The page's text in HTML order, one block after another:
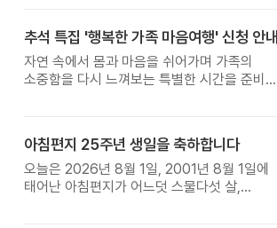
추석 특집 '행복한 가족 마음여행' 신청 안내
자연 속에서 몸과 마음을 쉬어가며 가족의
소중함을 다시 느껴보는 특별한 시간을 준비해
아침편지 25주년 생일을 축하합니다
오늘은 2026년 8월 1일, 2001년 8월 1일에
태어난 아침편지가 어느덧 스물다섯 살,